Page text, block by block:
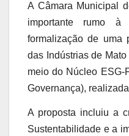
A Câmara Municipal
importante rumo à
formalização de uma
das Indústrias de
meio do Núcleo ESG-
Governança),
A proposta incluiu a
Sustentabilidade e a